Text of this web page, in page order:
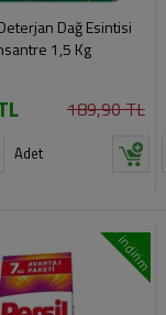
Dağ Esintisi
1,5 Kg
189,90 TL
Adet
indirim